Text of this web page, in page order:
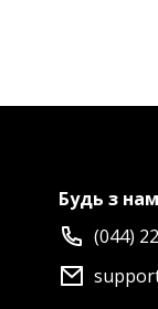
Будь з
(044)